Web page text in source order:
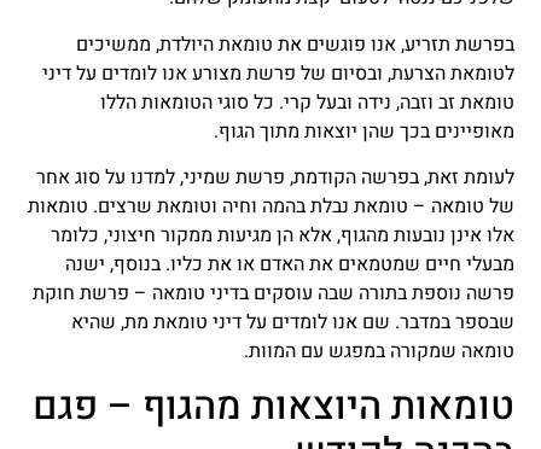
בפרשת תזריע, אנו פוגשים את טומאת היולדת, ממשיכים
לטומאת הצרעת, ובסיום של פרשת מצורע אנו לומדים על דיני
טומאת זב וזבה, נידה ובעל קרי. כל סוגי הטומאות הללו
מאופיינים בכך שהן יוצאות מתוך הגוף.
לעומת זאת, בפרשה הקודמת, פרשת שמיני, למדנו על סוג אחר
של טומאה – טומאת נבלת בהמה וחיה וטומאת שרצים. טומאות
אלו אינן נובעות מהגוף, אלא הן מגיעות ממקור חיצוני, כלומר
מבעלי חיים שמטמאים את האדם או את כליו. בנוסף, ישנה
פרשה נוספת בתורה שבה עוסקים בדיני טומאה – פרשת חוקת
שבספר במדבר. שם אנו לומדים על דיני טומאת מת, שהיא
טומאה שמקורה במפגש עם המוות.
טומאות היוצאות מהגוף – פגם